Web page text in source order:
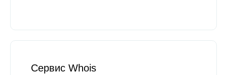
Сервис Whois